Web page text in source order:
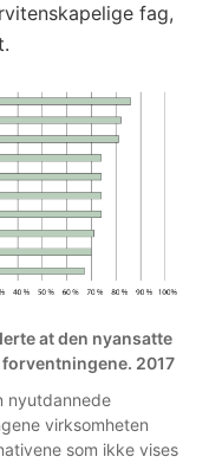
fag,
at den nyansatte
2017
nyutdannede
virksomheten
som ikke vises